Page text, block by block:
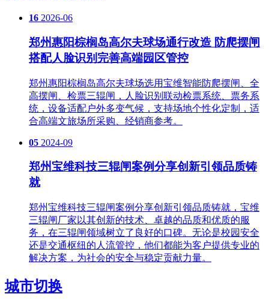
16 2026-06
郑州惠阳棕榈岛高尔夫球场通行改造 防爬摆闸
搭配人脸识别完善高端园区管控
郑州惠阳棕榈岛高尔夫球场选用宝维智能防爬摆闸、全
高摆闸、检票三辊闸，人脸识别联动检票系统、票务系
统，设备适配户外多变气候，支持场地个性化定制，适
合高端文旅场所采购、经销商参考。
05 2024-09
郑州宝维科技三辊闸案例分享创新引领品质铸
就
郑州宝维科技三辊闸案例分享创新引领品质铸就，宝维
三辊闸厂家以其创新的技术、卓越的品质和优质的服
务，在三辊闸领域树立了良好的口碑。无论是校园安全
还是交通枢纽的人流管控，他们都能为客户提供专业的
解决方案，为社会的安全与稳定贡献力量。
城市切换